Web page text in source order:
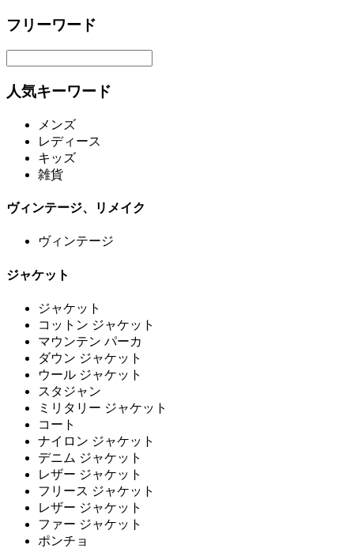
フリーワード
人気キーワード
メンズ
レディース
キッズ
雑貨
ヴィンテージ、リメイク
ヴィンテージ
ジャケット
ジャケット
コットン ジャケット
マウンテン パーカ
ダウン ジャケット
ウール ジャケット
スタジャン
ミリタリー ジャケット
コート
ナイロン ジャケット
デニム ジャケット
レザー ジャケット
フリース ジャケット
レザー ジャケット
ファー ジャケット
ポンチョ